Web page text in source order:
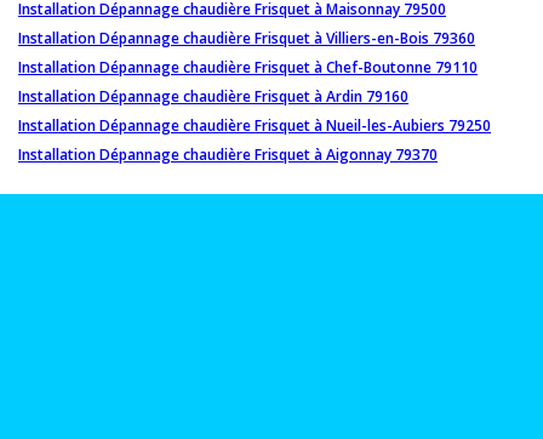
Installation Dépannage chaudière Frisquet à Maisonnay 79500
Installation Dépannage chaudière Frisquet à Villiers-en-Bois 79360
Installation Dépannage chaudière Frisquet à Chef-Boutonne 79110
Installation Dépannage chaudière Frisquet à Ardin 79160
Installation Dépannage chaudière Frisquet à Nueil-les-Aubiers 79250
Installation Dépannage chaudière Frisquet à Aigonnay 79370